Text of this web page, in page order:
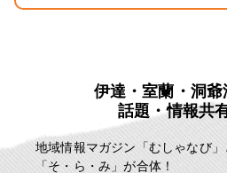
伊達・室蘭・洞
話題・情報共
地域情報マガジン「むしゃなび
「そ・ら・み」が合体！